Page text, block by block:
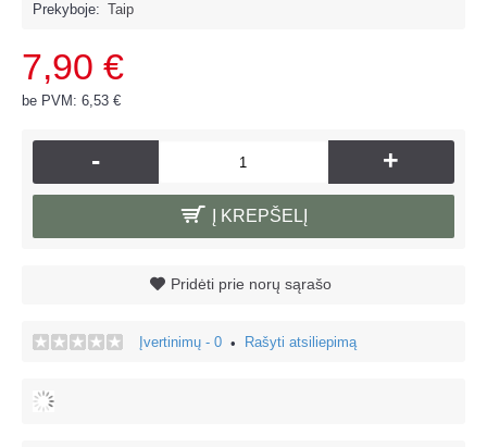
Prekyboje: Taip
7,90 €
be PVM: 6,53 €
- +
Į KREPŠELĮ
Pridėti prie norų sąrašo
Įvertinimų - 0 • Rašyti atsiliepimą